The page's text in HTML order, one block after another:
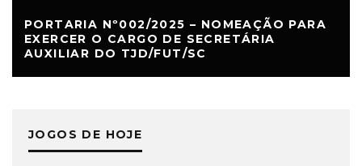
PORTARIA Nº002/2025 – NOMEAÇÃO PARA
EXERCER O CARGO DE SECRETÁRIA
AUXILIAR DO TJD/FUT/SC
JOGOS DE HOJE